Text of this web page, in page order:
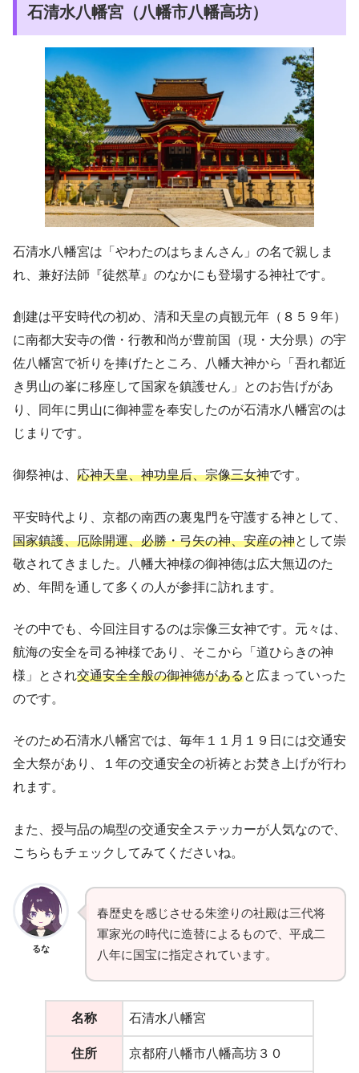
石清水八幡宮（八幡市八幡高坊）
石清水八幡宮は「やわたのはちまんさん」の名で親しま
れ、兼好法師『徒然草』のなかにも登場する神社です。
創建は平安時代の初め、清和天皇の貞観元年（８５９年）
に南都大安寺の僧・行教和尚が豊前国（現・大分県）の宇
佐八幡宮で祈りを捧げたところ、八幡大神から「吾れ都近
き男山の峯に移座して国家を鎮護せん」とのお告げがあ
り、同年に男山に御神霊を奉安したのが石清水八幡宮のは
じまりです。
御祭神は、 応神天皇、神功皇后、宗像三女神です。
平安時代より、京都の南西の裏鬼門を守護する神として、
国家鎮護、厄除開運、必勝・弓矢の神、安産の神として崇
敬されてきました。八幡大神様の御神徳は広大無辺のた
め、年間を通して多くの人が参拝に訪れます。
その中でも、今回注目するのは宗像三女神です。元々は、
航海の安全を司る神様であり、そこから「道ひらきの神
様」とされ交通安全全般の御神徳があると広まっていった
のです。
そのため石清水八幡宮では、毎年１１月１９日には交通安
全大祭があり、１年の交通安全の祈祷とお焚き上げが行わ
れます。
また、授与品の鳩型の交通安全ステッカーが人気なので、
こちらもチェックしてみてくださいね。
るな
春歴史を感じさせる朱塗りの社殿は三代将
軍家光の時代に造替によるもので、平成二
八年に国宝に指定されています。
名称 石清水八幡宮
住所 京都府八幡市八幡高坊３０